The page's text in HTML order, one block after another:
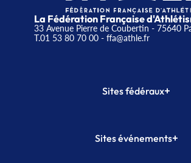
La Fédération Française
33 Avenue Pierre de Coubertin - 75640
T.01 53 80 70 00- ffa@athle.fr
Sites fédéraux+
Plateforme Formation
Sites événements+